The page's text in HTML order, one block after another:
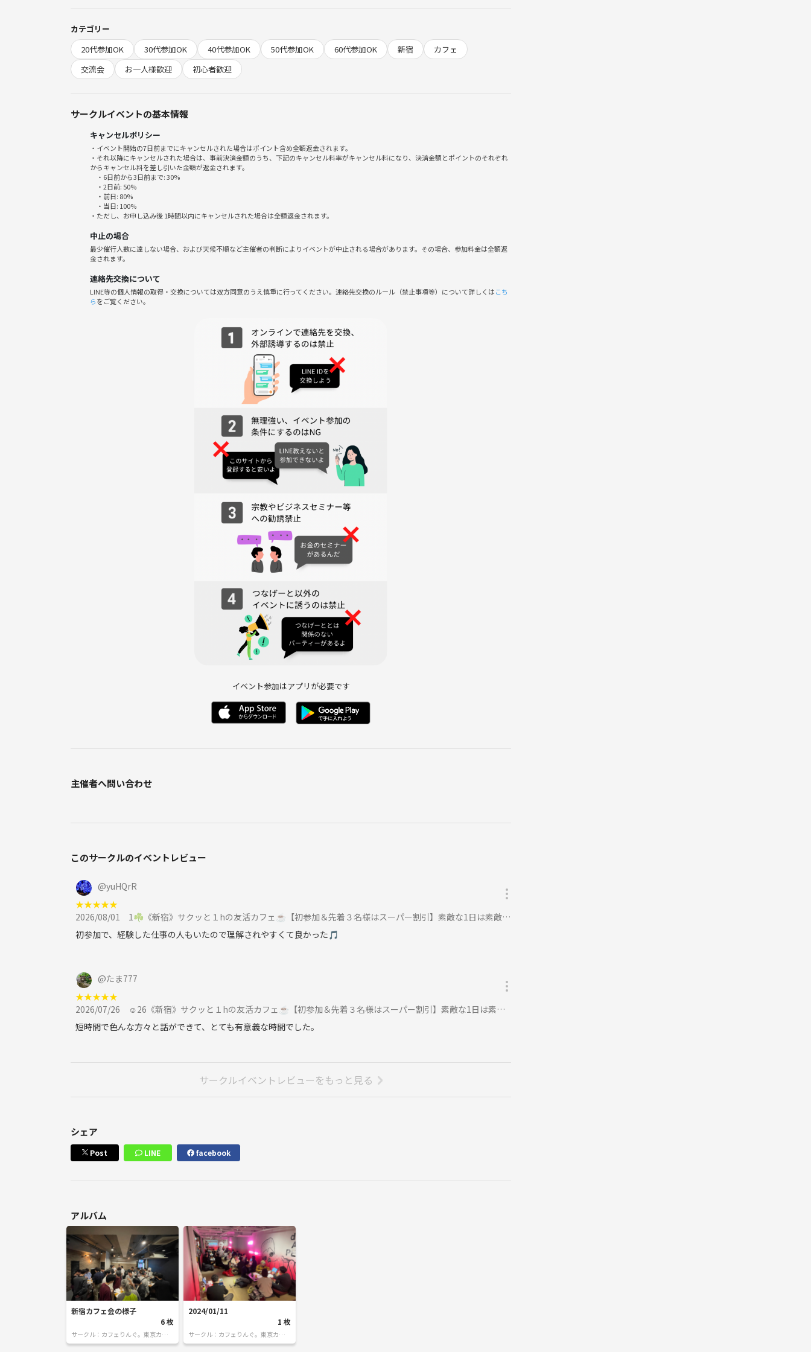
✔︎共通の趣味を持つ仲間を見つけたい
✔︎多様なバックグラウンドを持つ人たちと話してみたい
✔︎仕事や日々の生活から少し離れてリフレッシュしたい
✔︎一人でも安心して参加できる場所を探している
異業種交流会よりも、ずっとカジュアル。
友達づくりの第一歩にぴったりです🌿
📍会場情報
cafe & bar Flip Flop
東京都新宿区歌舞伎町１丁目２２−１ 鳥京ビル B1F
https://maps.app.goo.gl/GZZ6ArQyjPrDBqek8
☕️《当日の流れ》
主催者は15分前には現地にいます！ 少し早めのご到着で、受付がスムーズになります。
話すのが苦手でも大丈夫。簡単なプロフィールを記入して、会話のきっかけに♪
主催者も一緒にトークへ参加しますのでご安心を☺️
希望者でLINEグループを作成します♪
自己紹介シートの写真を共有すると、あとで思い出しやすいので便利です✨
* ほとんどの方がお一人参加＆初参加です！
* サクッと1時間程度だから、気軽に参加OK！
気になる点があれば、どんなことでもお気軽にご相談くださいね☺️
🚫 その1｜遅刻・欠席は必ずご連絡を
🚫 その2｜強引なナンパはNG！
相手の気持ちを無視したアプローチは絶対NG。
あなたの魅力、台無しにしないで！
ネットワークビジネス・宗教・投資などへの勧誘目的での参加は固くお断りします。
イベント内外を問わず、迷惑行為・クレームが確認された場合は
即時退場・今後の参加をお断りいたします。
初めての場所や人との交流って、ちょっと緊張しますよね！
だからこそ、皆さんが安心して心から楽しめる空間を作ることを一番大切にしています☺️
名前：michi（ミチ）
性別：男性
年齢：30代
出身：埼玉県
バリ島、・オーストラリア・パラオ・タイ・沖縄・東京・栃木 etc...
これまで国内外いろんな場所で暮らしてきました！
カテゴリー
20代参加OK
30代参加OK 40代参加OK 50代参加OK 60代参加OK 新宿
カフェ
交流会
お一人様歓迎 初心者歓迎
サークルイベントの基本情報
キャンセルポリシー
・イベント開始の7日前までにキャンセルされた場合はポイント含め全額返金されます。
・それ以降にキャンセルされた場合は、事前決済金額のうち、下記のキャンセル料率がキャンセル料になり、決済金額とポイントのそれぞれ
からキャンセル料を差し引いた金額が返金されます。
・6日前から3日前まで: 30%
・2日前: 50%
・前日: 80%
・当日: 100%
・ただし、お申し込み後 1時間以内にキャンセルされた場合は全額返金されます。
中止の場合
最少催行人数に達しない場合、および天候不順など主催者の判断によりイベントが中止される場合があります。その場合、参加料金は全額返
金されます。
連絡先交換について
LINE等の個人情報の取得・交換については双方同意のうえ慎重に行ってください。連絡先交換のルール（禁止事項等）について詳しくはこち
らをご覧ください。
イベント参加はアプリが必要です
主催者へ問い合わせ
このサークルのイベントレビュー
@yuHQrR
★★★★★
2026/08/01
1☘️《新宿》サクッと１hの友活カフェ☕️【初参加＆先着３名様はスーパー割引】素敵な1日は素敵な出会いから✨に参加
初参加で、経験した仕事の人もいたので理解されやすくて良かった🎵
@たま777
★★★★★
2026/07/26
☺️26《新宿》サクッと１hの友活カフェ☕️【初参加＆先着３名様はスーパー割引】素敵な1日は素敵な出会いから✨に参加
短時間で色んな方々と話ができて、とても有意義な時間でした。
サークルイベントレビューをもっと見る
シェア
Post LINE facebook
アルバム
新宿カフェ会の様子
6 枚
サークル：カフェりんぐ。東京カフェ
会・飲み会
2024/01/11
1 枚
サークル：カフェりんぐ。東京カフェ
会・飲み会